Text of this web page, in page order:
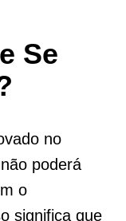
Se
no
poderá
o
significa que